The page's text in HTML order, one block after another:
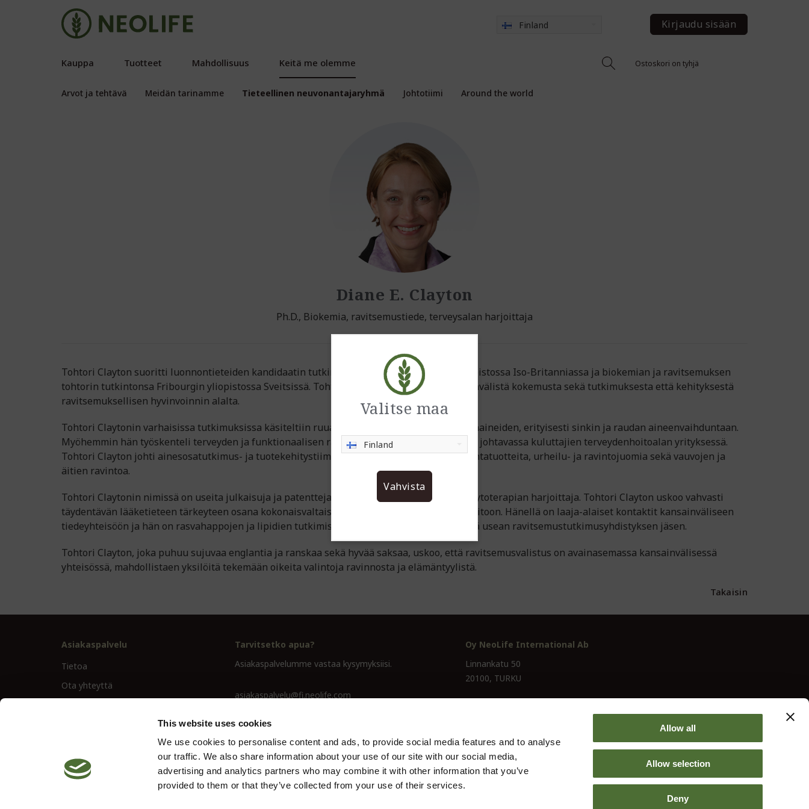
This website uses cookies
We use cookies to personalise content and ads, to provide social media features and to analyse
our traffic. We also share information about your use of our site with our social media,
advertising and analytics partners who may combine it with other information that you’ve
provided to them or that they’ve collected from your use of their services.
Allow all
Allow selection
Deny
Finland Kirjaudu sisään
Ostoskori on tyhjä
Kauppa Tuotteet Mahdollisuus Keitä me olemme
Arvot ja tehtävä Meidän tarinamme Tieteellinen neuvonantajaryhmä Johtotiimi Around the world
Valitse maa
Finland
Vahvista
Diane E. Clayton
Ph.D., Biokemia, ravitsemustiede, terveysalan harjoittaja
Tohtori Clayton suoritti luonnontieteiden kandidaatin tutkintonsa biokemiassa Bathin yliopistossa Iso-Britanniassa ja biokemian ja ravitsemuksen
tohtorin tutkintonsa Fribourgin yliopistossa Sveitsissä. Tohtori Clayton omaa laajaa kansainvälistä kokemusta sekä tutkimuksesta että kehityksestä
ravitsemuksellisen hyvinvoinnin alalta.
Tohtori Claytonin varhaisissa tutkimuksissa käsiteltiin ruuan jalostuksen vaikutuksia hivenaineiden, erityisesti sinkin ja raudan aineenvaihduntaan.
Myöhemmin hän työskenteli terveyden ja funktionaalisen ravitsemuksen johtajana eräässä johtavassa kuluttajien terveydenhoitoalan yrityksessä.
Tohtori Clayton johti ainesosatutkimus- ja tuotekehitystiimejä, jotka kehittivät painonhallintatuotteita, urheilu- ja ravintojuomia sekä vauvojen ja
äitien ravintoa.
Tohtori Claytonin nimissä on useita julkaisuja ja patentteja ja hän on myös ravitsemus- ja fytoterapian harjoittaja. Tohtori Clayton uskoo vahvasti
täydentävän lääketieteen tärkeyteen osana kokonaisvaltaista lähestymistapaa terveydenhoitoon. Hänellä on laaja-alaiset kontaktit kansainväliseen
tiedeyhteisöön ja hän on rasvahappojen ja lipidien tutkimisen kansainvälisen yhteisön sekä usean ravitsemustutkimusyhdistyksen jäsen.
Tohtori Clayton, joka puhuu sujuvaa englantia ja ranskaa sekä hyvää saksaa, uskoo, että ravitsemusvalistus on avainasemassa kansainvälisessä
yhteisössä, mahdollistaen yksilöitä tekemään oikeita valintoja ravinnosta ja elämäntyylistä.
Takaisin
Asiakaspalvelu
Tietoa
Ota yhteyttä
Tarvitsetko apua?
Asiakaspalvelumme vastaa kysymyksiisi.
asiakaspalvelu@fi.neolife.com
Oy NeoLife International Ab
Linnankatu 50
20100, TURKU